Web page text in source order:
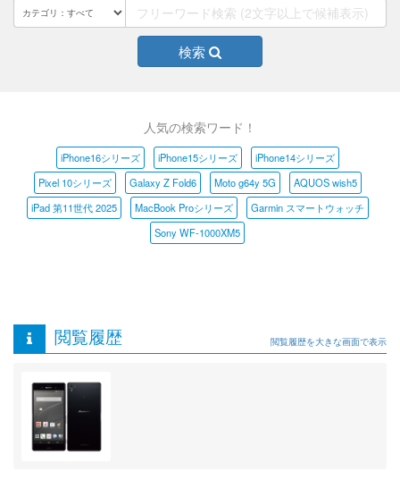
検索
人気の検索ワード！
iPhone16シリーズ iPhone15シリーズ
iPhone14シリーズ
Pixel 10シリーズ
Galaxy Z Fold6 Moto g64y 5G
AQUOS wish5
iPad 第11世代 2025
MacBook Proシリーズ
Garmin スマートウォッチ
Sony WF-1000XM5
閲覧履歴 閲覧履歴を大きな画面で表示